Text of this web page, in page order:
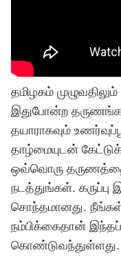
தமிழகம்
இதுபோன்ற
தயாராகவும்
தாழ்மையுடன்
ஒவ்வொரு
நடத்துங்கள்.
சொந்தமானது.
நம்பிக்கைதான்
கொண்டுவந்துள்ளது.